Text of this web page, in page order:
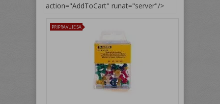
action="AddToCart" runat="server"/>
PRIPRAVUJE SA